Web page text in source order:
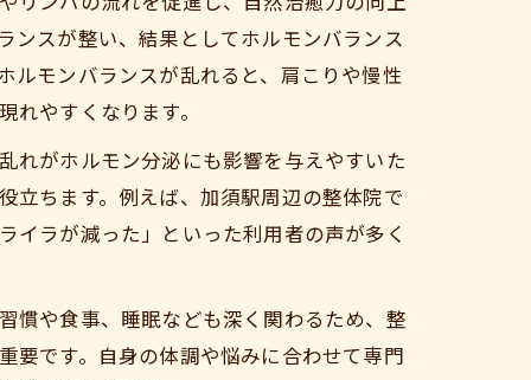
ンスが整い、結果としてホルモンバランス
ルモンバランスが乱れると、肩こりや慢性
れやすくなります。
れがホルモン分泌にも影響を与えやすいた
立ちます。例えば、加須駅周辺の整体院で
イラが減った」といった利用者の声が多く
慣や食事、睡眠なども深く関わるため、整
要です。自身の体調や悩みに合わせて専門